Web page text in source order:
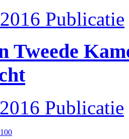
Publicatie
Tweede
Publicatie
100